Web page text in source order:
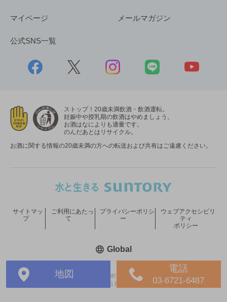
地図
電話
03-6721-6487
マイページ メールマガジン
公式SNS一覧
ストップ！20歳未満飲酒・飲酒運転。
妊娠中や授乳期の飲酒はやめましょう。
お酒はなによりも適量です。
のんだあとはリサイクル。
お酒に関する情報の20歳未満の方への転送および共有はご遠慮ください。
COPYRIGHT © SUNTORY HOLDINGS LIMITED.
ALL RIGHTS RESERVED.
サイトマッ
プ
ご利用にあたっ
て
プライバシーポリシ
ー
ウェブアクセシビリ
ティ
ポリシー
Global新しいウィンドウで開く